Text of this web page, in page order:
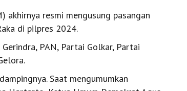
akhirnya resmi mengusung pasangan
di pilpres 2024.
PAN, Partai Golkar, Partai
Saat mengumumkan